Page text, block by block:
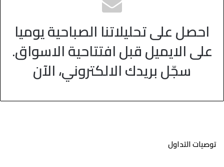
احصل على تحليلاتنا الصباحية يوميا
على الايميل قبل افتتاحية الاسواق.
سجّل بريدك الالكتروني، الآن
توصيات التداول